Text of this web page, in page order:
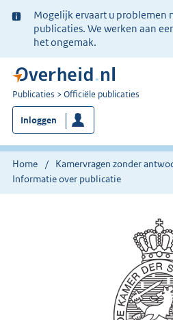
Ter
informatie:
Mogelijk ervaart u problemen
publicaties. We werken aan
het ongemak.
U
bent
nu
hier:
Publicaties Officiële publicaties
Inloggen
Home
Kamervragen zonder
Informatie over publicatie